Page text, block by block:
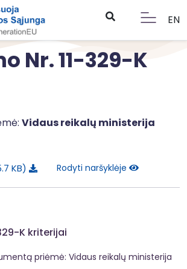
EN
Nr. 11-329-K
Vidaus reikalų ministerija
KB Rodyti naršyklėje
K kriterijai
priėmė: Vidaus reikalų ministerija